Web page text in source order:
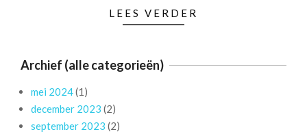
LEES VERDER
Archief (alle categorieën)
mei 2024(1)
december 2023 (2)
september 2023 (2)